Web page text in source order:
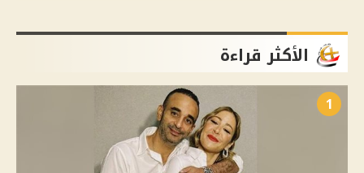
الأكثر قراءة
1